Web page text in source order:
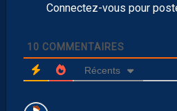
Connectez-vous pour
10 COMMENTAIRES
Récents